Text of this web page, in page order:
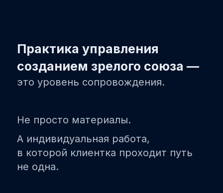
Практика управления
созданием зрелого союза —
это уровень сопровождения.
Не просто материалы.
А индивидуальная работа,
в которой клиентка проходит путь
не одна.